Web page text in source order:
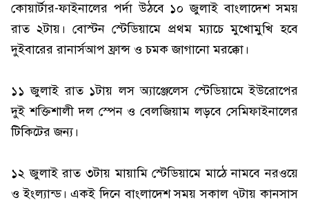
কোয়ার্টার-ফাইনালের পর্দা উঠবে ১০ জুলাই বাংলাদেশ সময়
রাত ২টায়। বোস্টন স্টেডিয়ামে প্রথম ম্যাচে মুখোমুখি হবে
দুইবারের রানার্সআপ ফ্রান্স ও চমক জাগানো মরক্কো।
১১ জুলাই রাত ১টায় লস অ্যাঞ্জেলেস স্টেডিয়ামে ইউরোপের
দুই শক্তিশালী দল স্পেন ও বেলজিয়াম লড়বে সেমিফাইনালের
টিকিটের জন্য।
১২ জুলাই রাত ৩টায় মায়ামি স্টেডিয়ামে মাঠে নামবে নরওয়ে
ও ইংল্যান্ড। একই দিনে বাংলাদেশ সময় সকাল ৭টায় কানসাস